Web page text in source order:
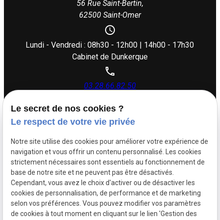
56 Rue Saint-Bertin,
62500 Saint-Omer
Lundi - Vendredi : 08h30 - 12h00 | 14h00 - 17h30
Cabinet de Dunkerque
03.28.66.82.50
26 rue Dupouy,
59140 Dunkerque
Lundi - Vendredi : 08h30 - 12h00 | 14h00 - 17h30
Mentions légales
Siret :88505383500017
Le secret de nos cookies ?
Le respect de votre vie privée
Notre site utilise des cookies pour améliorer votre expérience de
navigation et vous offrir un contenu personnalisé. Les cookies
strictement nécessaires sont essentiels au fonctionnement de
base de notre site et ne peuvent pas être désactivés.
Cependant, vous avez le choix d'activer ou de désactiver les
cookies de personnalisation, de performance et de marketing
selon vos préférences. Vous pouvez modifier vos paramètres
de cookies à tout moment en cliquant sur le lien 'Gestion des